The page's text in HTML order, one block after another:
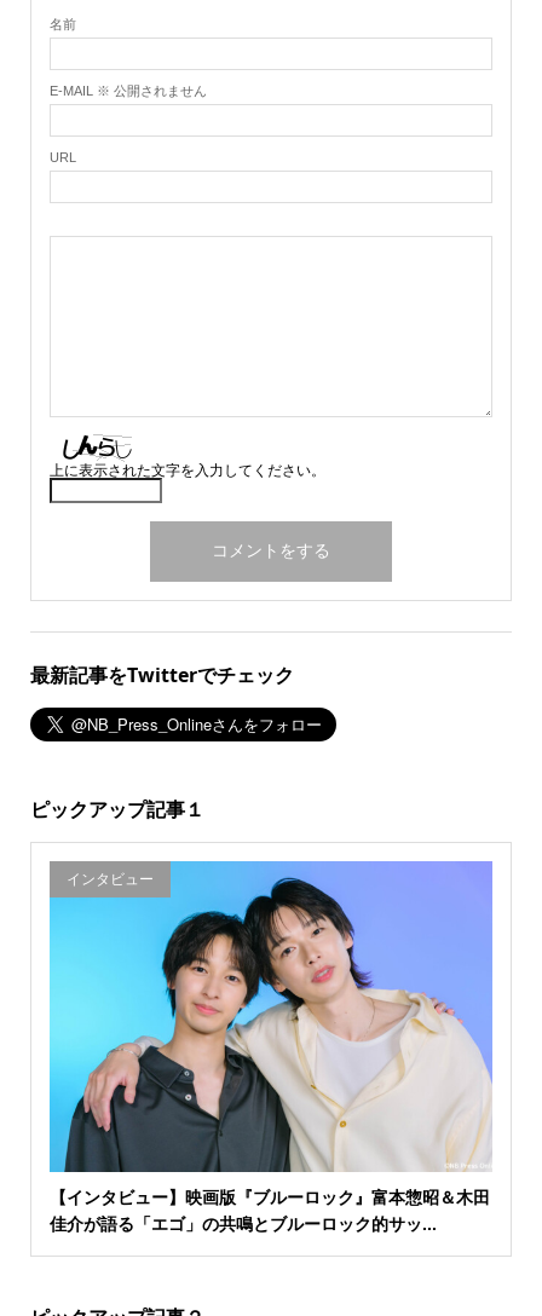
名前
E-MAIL ※ 公開されません
URL
上に表示された文字を入力してください。
最新記事をTwitterでチェック
ピックアップ記事１
インタビュー
【インタビュー】映画版『ブルーロック』富本惣昭＆木田
佳介が語る「エゴ」の共鳴とブルーロック的サッ...